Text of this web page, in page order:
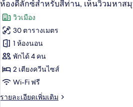
พี
เรีย
ทวิ
น,
วิว
เมือง
ภาพถ่าย
ทั้งหมด
ของ
ห้อง
ดี
ลัก
ซ์
ห้องดีลักซ์สำหรับสี่ท่าน, เห็นวิวมหาส
วิวเมือง
30 ตารางเมตร
1 ห้องนอน
พักได้ 4 คน
2 เตียงควีนไซส์
Wi-Fi ฟรี
รายละเอียดเพิ่มเติม
ราย